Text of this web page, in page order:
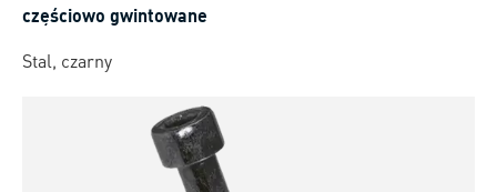
częściowo gwintowane
Stal, czarny